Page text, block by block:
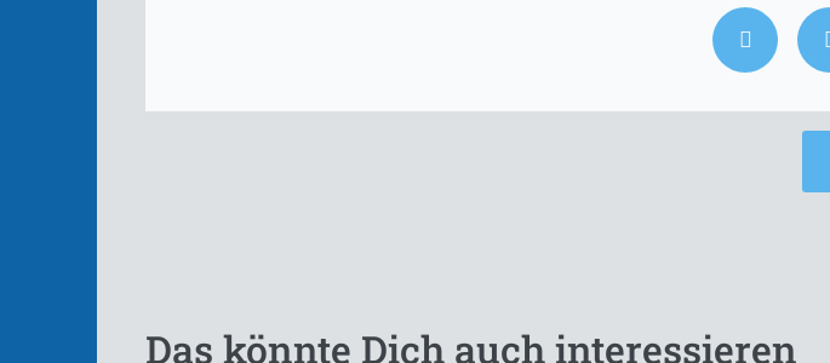
Das könnte Dich auch interessieren